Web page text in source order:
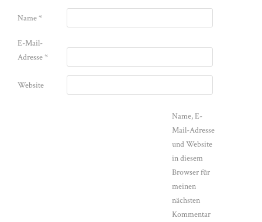
Name*
E-Mail-
Adresse*
Website
Name, E-
Mail-Adresse
und Website
in diesem
Browser für
meinen
nächsten
Kommentar